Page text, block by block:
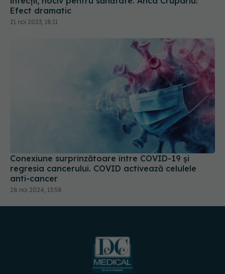
Conexiune surprinzătoare între COVID-19 și
regresia cancerului. COVID activează celulele
anti-cancer
28 noi 2024, 13:58
URMĂREȘTE-NE PE: